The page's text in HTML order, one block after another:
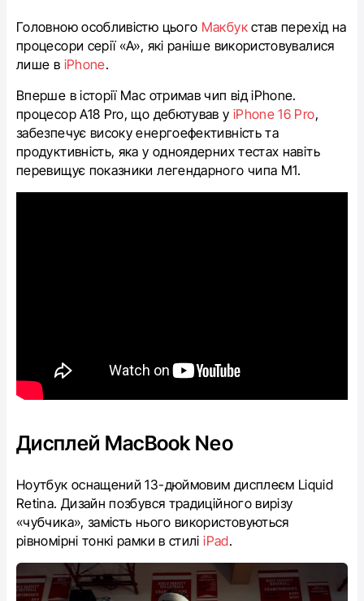
Головною особливістю цього Макбукстав перехід на
процесори серії «A», які раніше використовувалися
лише в iPhone.
Вперше в історії Mac отримав чип від iPhone.
процесор A18 Pro, що дебютував у iPhone 16 Pro,
забезпечує високу енергоефективність та
продуктивність, яка у одноядерних тестах навіть
перевищує показники легендарного чипа M1.
Дисплей MacBook Neo
Ноутбук оснащений 13-дюймовим дисплеєм Liquid
Retina. Дизайн позбувся традиційного вирізу
«чубчика», замість нього використовуються
рівномірні тонкі рамки в стиліiPad.